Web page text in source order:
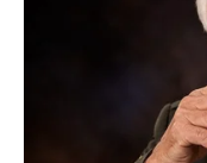
Alamat email Anda tidak